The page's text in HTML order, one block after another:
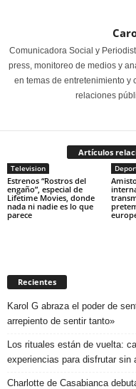
Comunicadora Social y
press, monitoreo de medios y
en temas de entretenimiento y
relaciones
Artículos
Television
Estrenos “Rostros del
engaño”, especial de
Lifetime Movies, donde
nada ni nadie es lo que
parece
Recientes
Karol G abraza el poder de
arrepiento de sentir tanto»
Los rituales están de vuelta:
experiencias para disfrutar sin
Charlotte de Casabianca